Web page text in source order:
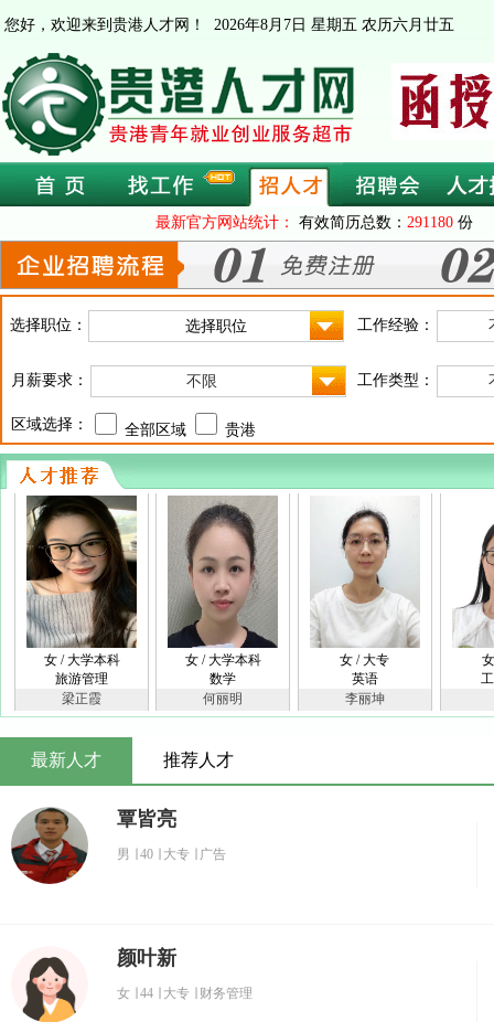
您好，欢迎来到贵港人才网！ 2026年8月7日 星期五 农历六月廿五
最新官方网站统计： 有效简历总数： 291180 份
选择职位： 工作经验：
月薪要求： 不限 工作类型：
区域选择： 全部区域 贵港
女 / 大学本科
旅游管理
梁正霞
女 / 大学本科
数学
何丽明
女 / 大专
英语
李丽坤
最新人才 推荐人才
覃皆亮
男 40 大专 广告
颜叶新
女 44 大专 财务管理